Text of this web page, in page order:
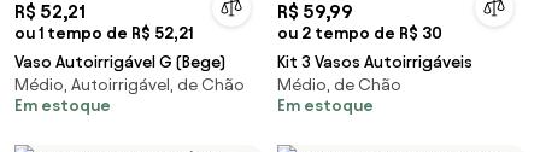
R$ 52,21
ou 1 tempo de R$ 52,21
Vaso Autoirrigável G (Bege)
Médio, Autoirrigável, de Chão
Em estoque
R$ 59,99
ou 2 tempo de R$ 30
Kit 3 Vasos Autoirrigáveis
Médio, de Chão
Em estoque